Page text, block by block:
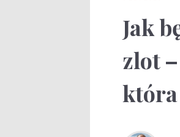
Jak
zlot
która